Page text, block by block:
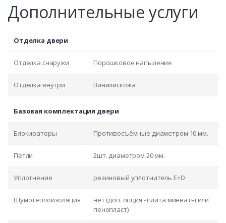
Дополнительные услуги
Отделка двери
Отделка снаружи Порошковое напыление
Отделка внутри Винилискожа
Базовая комплектация двери
Блокираторы Противосъёмные диаметром 10 мм.
Петли 2шт. диаметром 20 мм.
Уплотнение резиновый уплотнитель E+D
Шумотеплоизоляция
нет (доп. опция - плита минваты или
пенопласт)